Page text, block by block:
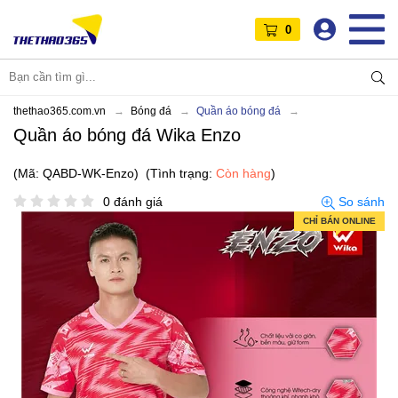
0
thethao365.com.vn Bóng đá Quần áo bóng đá
Quần áo bóng đá Wika Enzo
(Mã: QABD-WK-Enzo) (Tình trạng: Còn hàng)
0 đánh giá
So sánh
CHỈ BÁN ONLINE